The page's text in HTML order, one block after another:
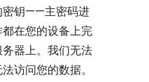
密钥——主密码进
在您的设备上完
器上。我们无法
访问您的数据。